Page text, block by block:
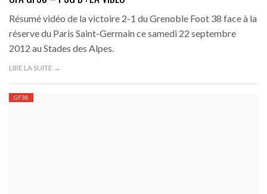
Résumé vidéo de la victoire 2-1 du Grenoble Foot 38 face à la
réserve du Paris Saint-Germain ce samedi 22 septembre
2012 au Stades des Alpes.
LIRE LA SUITE →
GF38